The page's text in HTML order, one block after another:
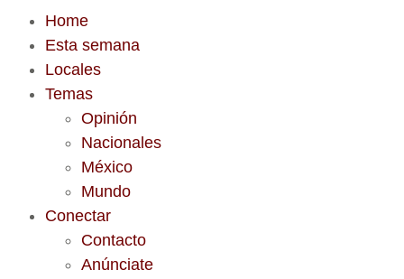
Home
Esta semana
Locales
Temas
Opinión
Nacionales
México
Mundo
Conectar
Contacto
Anúnciate